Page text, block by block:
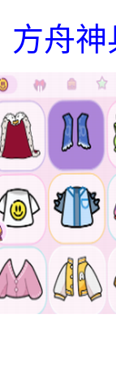
方舟神